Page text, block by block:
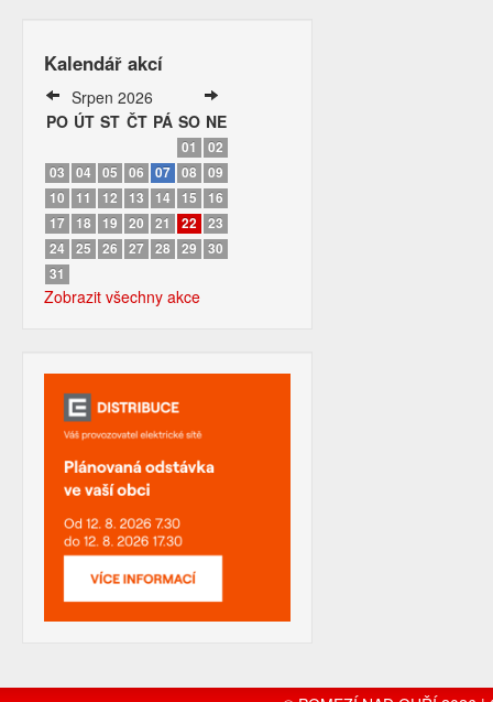
Kalendář akcí
Srpen 2026
PO ÚT ST ČT PÁ SO NE
01
02
03
04 05 06 07 08
09
10
11 12 13 14 15
16
17 18 19 20 21 22
23
24
25 26 27 28 29
30
31
Zobrazit všechny akce